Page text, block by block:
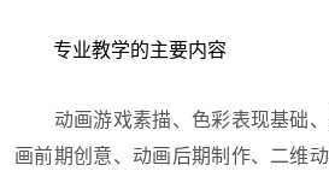
专业教学的主要内容
动画游戏素描、色彩表现基础、
画前期创意、动画后期制作、二维